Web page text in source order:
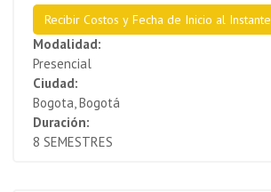
Recibir Costos y Fecha de Inicio al Instante
Modalidad:
Presencial
Ciudad:
Bogota, Bogotá
Duración:
8 SEMESTRES